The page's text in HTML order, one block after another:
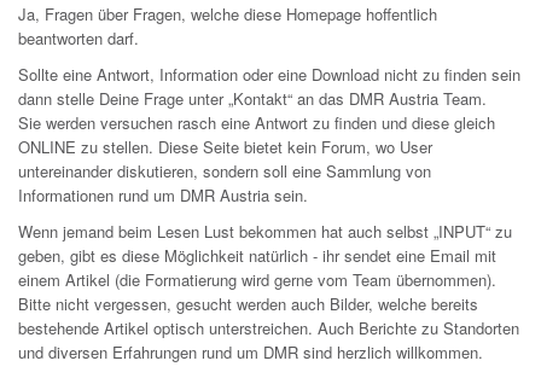
Ja, Fragen über Fragen, welche diese Homepage hoffentlich
beantworten darf.
Sollte eine Antwort, Information oder eine Download nicht zu finden sein
dann stelle Deine Frage unter „Kontakt“ an das DMR Austria Team.
Sie werden versuchen rasch eine Antwort zu finden und diese gleich
ONLINE zu stellen. Diese Seite bietet kein Forum, wo User
untereinander diskutieren, sondern soll eine Sammlung von
Informationen rund um DMR Austria sein.
Wenn jemand beim Lesen Lust bekommen hat auch selbst „INPUT“ zu
geben, gibt es diese Möglichkeit natürlich - ihr sendet eine Email mit
einem Artikel (die Formatierung wird gerne vom Team übernommen).
Bitte nicht vergessen, gesucht werden auch Bilder, welche bereits
bestehende Artikel optisch unterstreichen. Auch Berichte zu Standorten
und diversen Erfahrungen rund um DMR sind herzlich willkommen.